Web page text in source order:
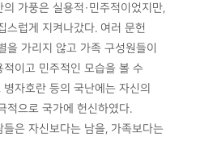
가풍은 실용적·민주적이었지만,
스럽게 지켜나갔다. 여러 문헌
을 가리지 않고 가족 구성원들이
이고 민주적인 모습을 볼 수
자호란 등의 국난에는 자신의
적으로 국가에 헌신하였다.
은 자신보다는 남을, 가족보다는